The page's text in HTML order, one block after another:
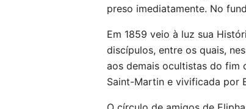
preso imediatamente. No
Em 1859 veio à luz sua
discípulos, entre os quais,
aos demais ocultistas do fim
Saint-Martin e vivificada por